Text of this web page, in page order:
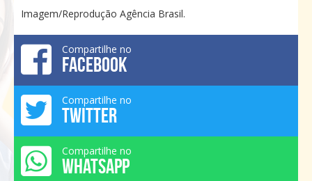
Imagem/Reprodução Agência Brasil.
Compartilhe no
FACEBOOK
Compartilhe no
TWITTER
Compartilhe no
WHATSAPP